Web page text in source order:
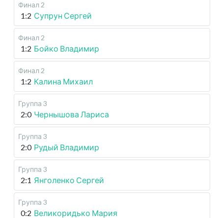
Финал 2
1:2 Супрун Сергей
Финал 2
1:2 Бойко Владимир
Финал 2
1:2 Калина Михаил
Группа 3
2:0 Чернышова Лариса
Группа 3
2:0 Рудый Владимир
Группа 3
2:1 Янголенко Сергей
Группа 3
0:2 Великоридько Мария